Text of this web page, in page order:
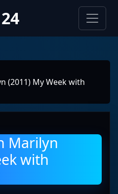
(2011) My Week with
Marilyn
with